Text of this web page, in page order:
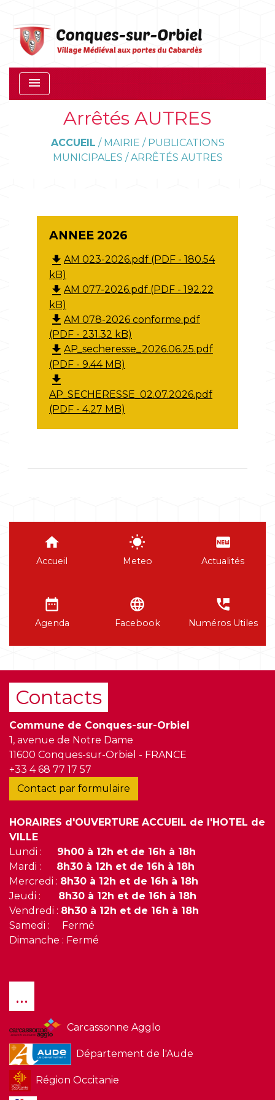
menu
Arrêtés AUTRES
ACCUEIL / MAIRIE / PUBLICATIONS
MUNICIPALES /ARRÊTÉS AUTRES
ANNEE 2026
file_download AM 023-2026.pdf (PDF - 180.54
kB)
file_download AM 077-2026.pdf (PDF - 192.22
kB)
file_download AM 078-2026 conforme.pdf
(PDF - 231.32 kB)
file_download AP_secheresse_2026.06.25.pdf
(PDF - 9.44 MB)
file_download
AP_SECHERESSE_02.07.2026.pdf
(PDF - 4.27 MB)
home
Accueil
wb_sunny
Meteo
fiber_new
Actualités
date_range
Agenda
language
Facebook
perm_phone_msg
Numéros Utiles
Contacts
Commune de Conques-sur-Orbiel
1, avenue de Notre Dame
11600 Conques-sur-Orbiel - FRANCE
+33 4 68 77 17 57
Contact par formulaire
HORAIRES d'OUVERTURE ACCUEIL de l'HOTEL de
VILLE
Lundi :
9h00 à 12h et de 16h à 18h
Mardi :
8h30 à 12h et de 16h à 18h
Mercredi : 8h30 à 12h et de 16h à 18h
Jeudi :
8h30 à 12h et de 16h à 18h
Vendredi : 8h30 à 12h et de 16h à 18h
Samedi : Fermé
Dimanche : Fermé
...
Carcassonne Agglo
Département de l'Aude
Région Occitanie